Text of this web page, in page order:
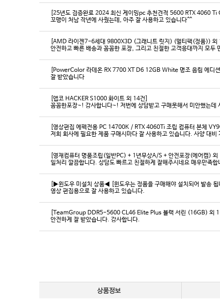
[25년도 검증완료 2024 최신 게이밍pc 추천견적 5600 RTX 4060
꼬맹이 처남 작년에 사줬는데, 아주 잘 사용하고 있습니다^^
[AMD 라이젠7-6세대 9800X3D (그래니트 릿지) (멀티팩(정품)) 외
[PowerColor 라데온 RX 7700 XT D6 12GB White 명조 음림 에디
잘 받았습니다
[앱코 HACKER S1000 화이트 외 14건]
꼼꼼한포장~! 감사합니다~! 저번에 상담받고 구매못해서 미안했는
[영상편집 에펙전용 PC 14700K / RTX 4060Ti 조립 컴퓨터 본체
[영재컴퓨터 명품조립(일반PC) + 1년무상A/S + 안전포장(에어캡)
일처리 깔끔합니다. 상담도 빠르고 친절하게 잘해주시네요 매우만족
[▶윈도우 미설치 상품◀ [윈도우는 정품을 구매해야 설치되어 발송
영상 편집용으로 잘 사용하고 있습니다.
[TeamGroup DDR5-5600 CL46 Elite Plus 블랙 서린 (16GB) 외
안전하게 잘 받았습니다. 감사합니다.